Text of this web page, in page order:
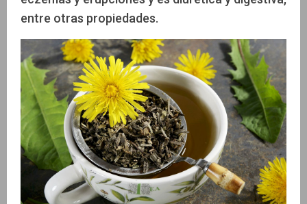
entre otras propiedades.